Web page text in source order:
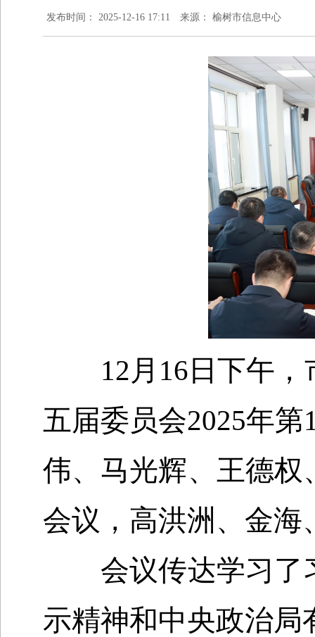
发布时间： 2025-12-16 17:11 来源： 榆树市信息中心
12月 16 日下午
五届委员会2025年第
伟、马光辉、王德
会议，高洪洲、金海
会议传达学习了
示精神和中央政治局